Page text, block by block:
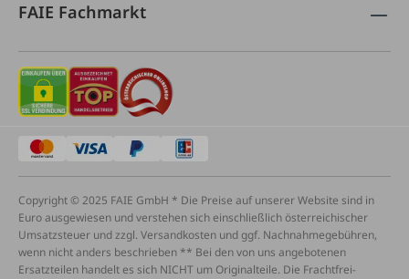
FAIE Fachmarkt
Copyright © 2025 FAIE GmbH * Die Preise auf unserer Website sind in
Euro ausgewiesen und verstehen sich einschließlich österreichischer
Umsatzsteuer und zzgl. Versandkosten und ggf. Nachnahmegebühren,
wenn nicht anders beschrieben ** Bei den von uns angebotenen
Ersatzteilen handelt es sich NICHT um Originalteile. Die Frachtfrei-